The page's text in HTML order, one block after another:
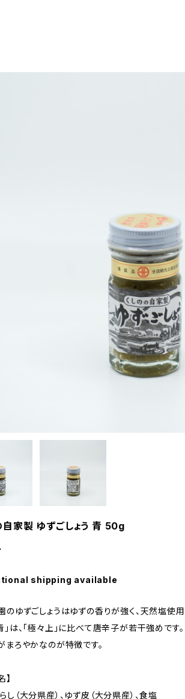
自家製 ゆずごしょう 青 50g
shipping available
のゆずごしょうはゆずの香りが強く、天然塩使
」は、「極々上」に比べて唐辛子が若干強めです
まろやかなのが特徴です。
】
し（大分県産）、ゆず皮（大分県産）、食塩